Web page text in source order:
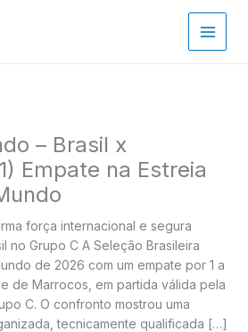
– Brasil x
Empate na Estreia
força internacional e segura
no Grupo C A Seleção Brasileira
de 2026 com um empate por 1 a
de Marrocos, em partida válida pela
C. O confronto mostrou uma
tecnicamente qualificada […]